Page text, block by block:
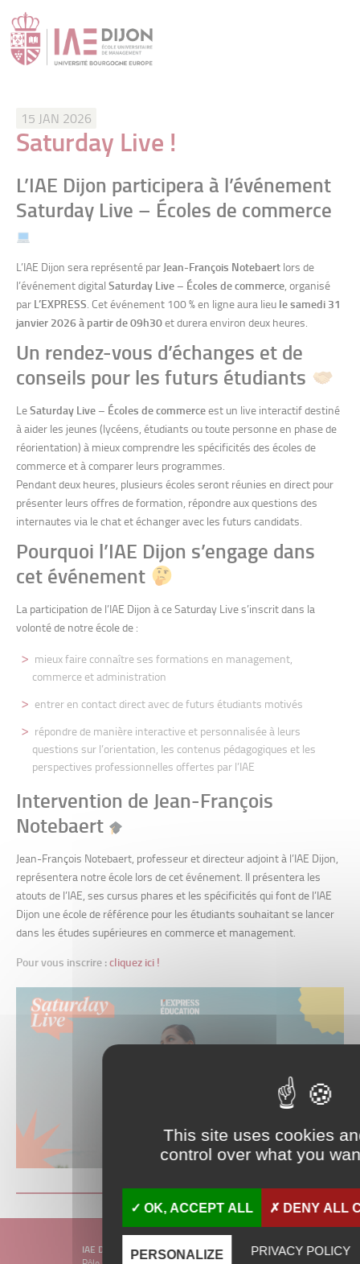
15 JAN 2026
Saturday Live !
L’IAE Dijon participera à l’événement
Saturday Live – Écoles de commerce
L’IAE Dijon sera représenté par Jean-François Notebaert lors de
l’événement digital Saturday Live – Écoles de commerce, organisé
par L’EXPRESS. Cet événement 100 % en ligne aura lieu le samedi 31
janvier 2026 à partir de 09h30et durera environ deux heures.
Un rendez-vous d’échanges et de
conseils pour les futurs étudiants
LeSaturday Live – Écoles de commerceest un live interactif destiné
à aider les jeunes (lycéens, étudiants ou toute personne en phase de
réorientation) à mieux comprendre les spécificités des écoles de
commerce et à comparer leurs programmes.
Pendant deux heures, plusieurs écoles seront réunies en direct pour
présenter leurs offres de formation, répondre aux questions des
internautes via le chat et échanger avec les futurs candidats.
Pourquoi l’IAE Dijon s’engage dans
cet événement
La participation de l’IAE Dijon à ce Saturday Live s’inscrit dans la
volonté de notre école de :
mieux faire connaître ses formations en management,
commerce et administration
entrer en contact direct avec de futurs étudiants motivés
répondre de manière interactive et personnalisée à leurs
questions sur l’orientation, les contenus pédagogiques et les
perspectives professionnelles offertes par l’IAE
Intervention de Jean-François
Notebaert
Jean-François Notebaert, professeur et directeur adjoint à l’IAE Dijon,
représentera notre école lors de cet événement. Il présentera les
atouts de l’IAE, ses cursus phares et les spécificités qui font de l’IAE
Dijon une école de référence pour les étudiants souhaitant se lancer
dans les études supérieures en commerce et management.
Pour vous inscrire :cliquez ici !
IAE DIJON
This site uses cookies
control over what you
OK, ACCEPT ALL DENY ALL
PERSONALIZE PRIVACY POLICY